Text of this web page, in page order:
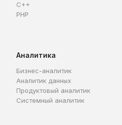
C++
PHP
Аналитика
Бизнес-аналитик
Аналитик данных
Продуктовый аналитик
Системный аналитик